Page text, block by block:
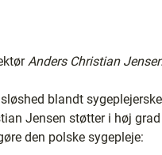
Anders Christian
blandt
Jensen støtter i høj
den polske sygepleje: